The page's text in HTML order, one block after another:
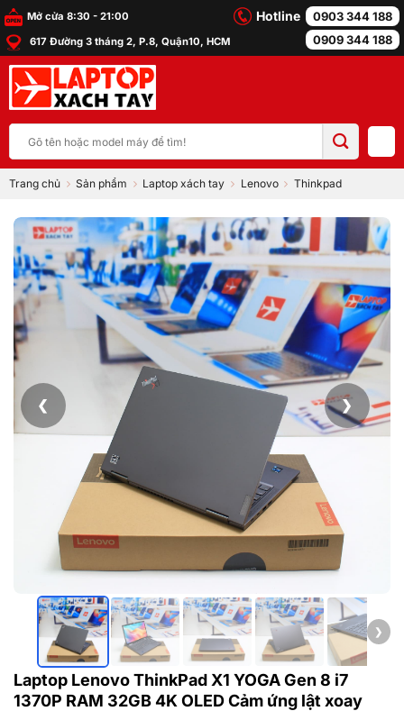
Bỏ
qua
nội
dung
Mở cửa 8:30 - 21:00
617 Đường 3 tháng 2, P.8, Quận10, HCM
Hotline
0903 344 188
0909 344 188
kiếm:
Trang chủ Sản phẩm Laptop xách tay Lenovo Thinkpad
❮ ❯
❯
Laptop Lenovo ThinkPad X1 YOGA Gen 8 i7
1370P RAM 32GB 4K OLED Cảm ứng lật xoay